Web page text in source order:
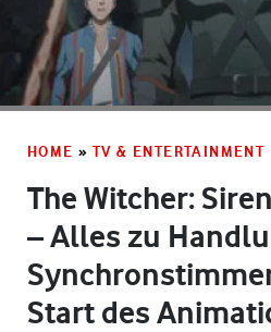
HOME » TV & ENTERTAINMENT
The Witcher:
– Alles zu
Start des